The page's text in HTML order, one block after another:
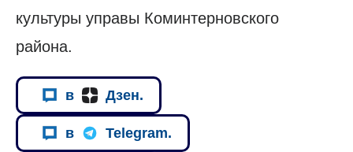
культуры управы Коминтерновского
района.
в Дзен.
в Telegram.